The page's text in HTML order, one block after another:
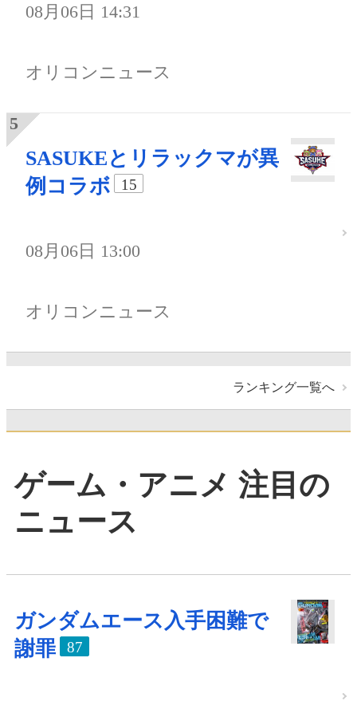
08月06日 14:31
オリコンニュース
SASUKEとリラックマが異
例コラボ
15
08月06日 13:00
オリコンニュース
ランキング一覧へ
ゲーム・アニメ 注目の
ニュース
ガンダムエース入手困難で
謝罪
87